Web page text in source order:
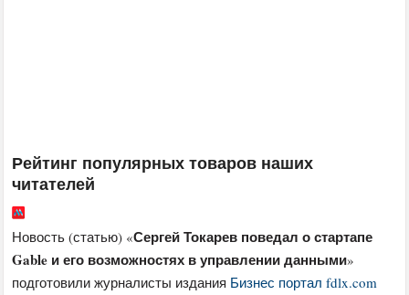
Рейтинг популярных товаров наших
читателей
Новость (статью) «Сергей Токарев поведал о стартапе
Gable и его возможностях в управлении данными»
подготовили журналисты издания Бизнес портал fdlx.com